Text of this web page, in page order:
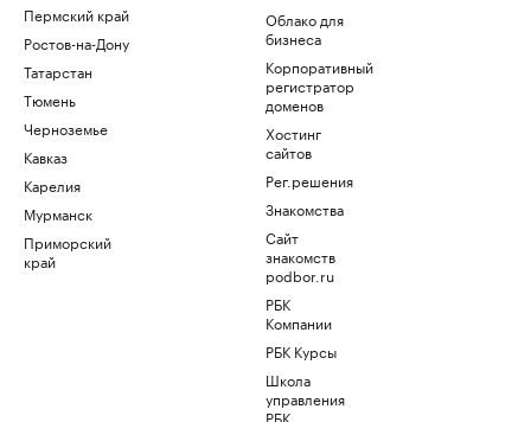
Пермский край
Ростов-на-Дону
Татарстан
Тюмень
Черноземье
Кавказ
Карелия
Мурманск
Приморский
край
Облако для
бизнеса
Корпоративный
регистратор
доменов
Хостинг
сайтов
Рег.решения
Знакомства
Сайт
знакомств
podbor.ru
РБК
Компании
РБК Курсы
Школа
управления
РБК